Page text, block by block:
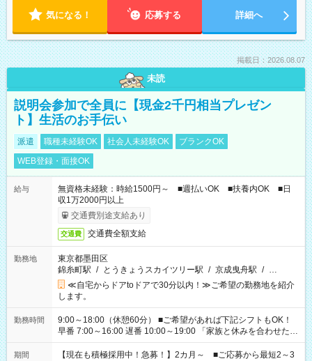
気になる！ 応募する 詳細へ
掲載日：2026.08.07
未読
説明会参加で全員に【現金2千円相当プレゼン
ト】生活のお手伝い
派遣 職種未経験OK 社会人未経験OK
ブランクOK
WEB登録・面接OK
給与
無資格未経験：時給1500円～ ■週払いOK ■扶養内OK ■日
収1万2000円以上
交通費別途支給あり
交通費 交通費全額支給
勤務地
東京都墨田区
錦糸町駅 / とうきょうスカイツリー駅 / 京成曳舟駅 / …
≪自宅からドアtoドアで30分以内！≫ご希望の勤務地を紹介
します。
勤務時間
9:00～18:00（休憩60分） ■ご希望があれば下記シフトもOK！
早番 7:00～16:00 遅番 10:00～19:00 「家族と休みを合わせた
い」 「余裕を持って夕飯の準備がしたい」 「できれば残業はし
たくない」 など、ご希望を教えてくださいね。 ※Wワーク希望
期間
【現在も積極採用中！急募！】2カ月～ ■ご応募から最短2～3